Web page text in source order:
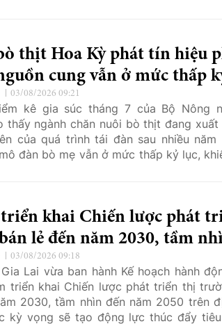
thịt Hoa Kỳ phát tín hiệu
cung vẫn ở mức thấp
03/08/2026 09:21
kê gia súc tháng 7 của Bộ Nông
thấy ngành chăn nuôi bò thịt đang xuất
của quá trình tái đàn sau nhiều năm
đàn bò mẹ vẫn ở mức thấp kỷ lục,
khai Chiến lược phát
lẻ đến năm 2030, tầm
03/08/2026 09:18
Lai vừa ban hành Kế hoạch hành
triển khai Chiến lược phát triển thị
2030, tầm nhìn đến năm 2050 trên
kỳ vọng sẽ tạo động lực thúc đẩy